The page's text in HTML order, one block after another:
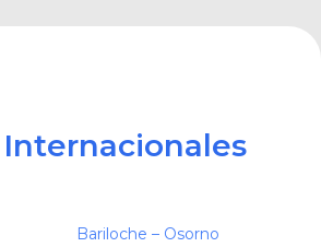
Internacionales
Bariloche – Osorno